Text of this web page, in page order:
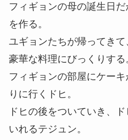
フィギョンの母の誕生日
を作る。
ユギョンたちが帰ってき
豪華な料理にびっくりする
フィギョンの部屋にケー
りに行くドヒ。
ドヒの後をついていき、
いれるテジュン。